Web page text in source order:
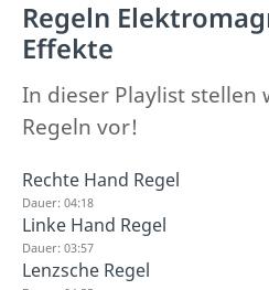
Regeln
Effekte
In dieser Playlist stellen
Regeln vor!
Rechte Hand Regel
Dauer: 04:18
Linke Hand Regel
Dauer: 03:57
Lenzsche Regel